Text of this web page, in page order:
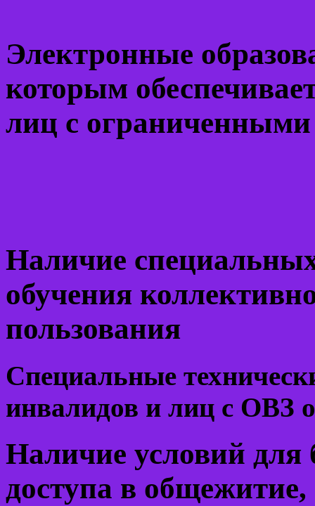
Электронные
которым
лиц с ограниченными
Наличие
обучения
пользования
Специальные
инвалидов и лиц с ОВЗ
Наличие условий для
доступа в общежитие,